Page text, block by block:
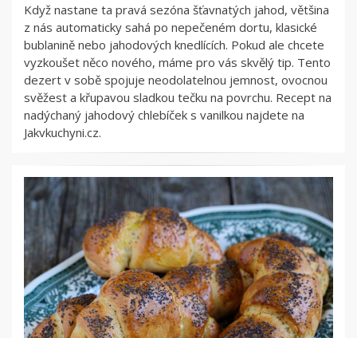
Když nastane ta pravá sezóna šťavnatých jahod, většina
z nás automaticky sahá po nepečeném dortu, klasické
bublanině nebo jahodových knedlících. Pokud ale chcete
vyzkoušet něco nového, máme pro vás skvělý tip. Tento
dezert v sobě spojuje neodolatelnou jemnost, ovocnou
svěžest a křupavou sladkou tečku na povrchu. Recept na
nadýchaný jahodový chlebíček s vanilkou najdete na
Jakvkuchyni.cz.